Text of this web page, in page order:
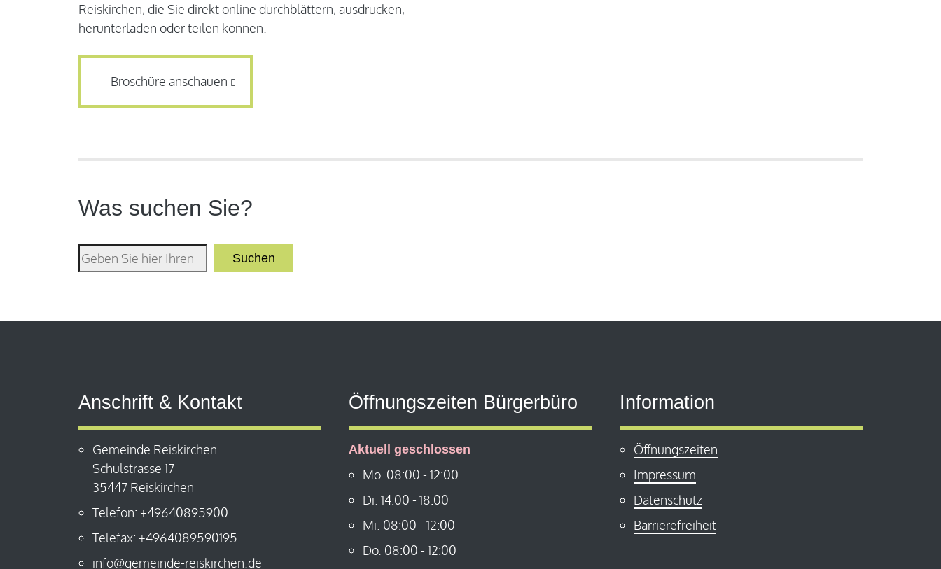
Reiskirchen, die Sie direkt online durchblättern, ausdrucken,
herunterladen oder teilen können.
Broschüre anschauen
Was suchen Sie?
Suchen
Anschrift & Kontakt
Gemeinde Reiskirchen
Schulstrasse 17
35447 Reiskirchen
Telefon: +49640895900
Telefax: +4964089590195
info@gemeinde-reiskirchen.de
Öffnungszeiten Bürgerbüro
Aktuell geschlossen
Mo. 08:00 -12:00
Di.14:00 -18:00
Mi. 08:00 -12:00
Do. 08:00 -12:00
Information
Öffnungszeiten
Impressum
Datenschutz
Barrierefreiheit